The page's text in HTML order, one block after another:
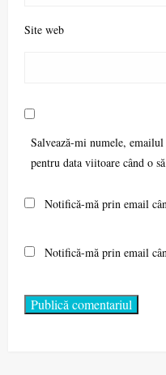
Site web
Salvează-mi numele,
pentru data viitoare când o
Notifică-mă prin email
Notifică-mă prin email